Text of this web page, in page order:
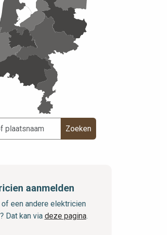
Zoeken
aanmelden
een andere elektricien
Dat kan via deze pagina.